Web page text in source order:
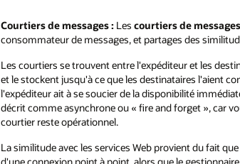
le
routage,
message
peut
être
soumis
à
logique
Le
fournisseur
de
messages
communique
directement
avec
le
consommateur.
Le
processus
Courtiers de messages : Lescourtiers de messages
consommateur de messages, et partages des
Les courtiers se trouvent entre l'expéditeur et les
et le stockent jusqu'à ce que les destinataires l'aient
l'expéditeur ait à se soucier de la disponibilité
décrit comme asynchrone ou « fire and forget », car
courtier reste opérationnel.
La similitude avec les services Web provient du fait
d'une connexion point à point, alors que le